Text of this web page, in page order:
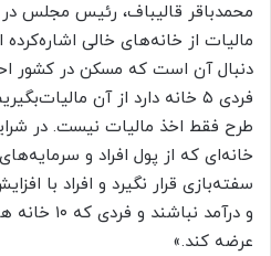
محمدباقر قالیباف، رئیس مجلس
مالیات از خانه‌های خالی
دنبال آن است که مسکن در کشور
فردی ۵ خانه دارد از آن
طرح فقط اخذ مالیات نیست. در
خانه‌ای که از پول افراد و
سفته‌بازی قرار نگیرد و افراد با
و درآمد
عرضه کند.»